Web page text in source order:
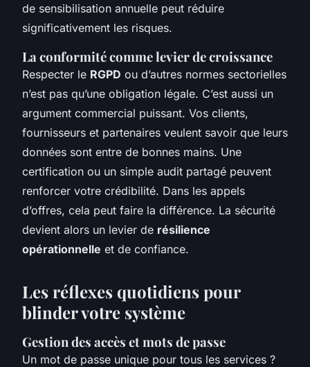
de sensibilisation annuelle peut réduire
significativement les risques.
La conformité comme levier de croissance
Respecter le RGPD ou d’autres normes sectorielles
n’est pas qu’une obligation légale. C’est aussi un
argument commercial puissant. Vos clients,
fournisseurs et partenaires veulent savoir que leurs
données sont entre de bonnes mains. Une
certification ou un simple audit partagé peuvent
renforcer votre crédibilité. Dans les appels
d’offres, cela peut faire la différence. La sécurité
devient alors un levier de résilience
opérationnelle et de confiance.
Les réflexes quotidiens pour
blinder votre système
Gestion des accès et mots de passe
Un mot de passe unique pour tous les services ?